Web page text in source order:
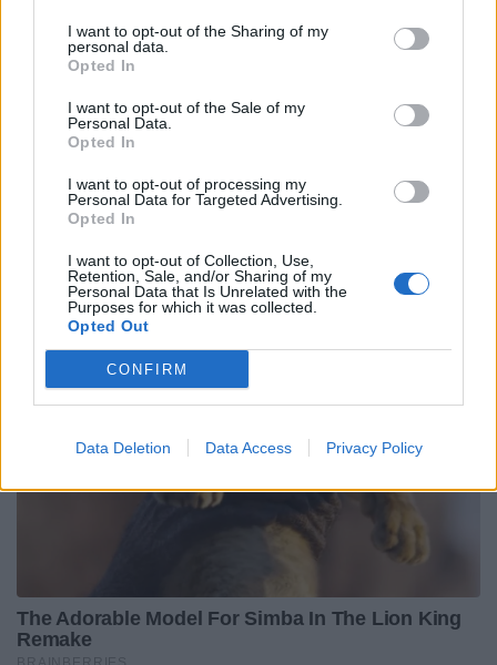
I want to opt-out of the Sharing of my
personal data.
Opted In
I want to opt-out of the Sale of my
Personal Data.
Opted In
I want to opt-out of processing my
Personal Data for Targeted Advertising.
Opted In
I want to opt-out of Collection, Use,
Retention, Sale, and/or Sharing of my
Personal Data that Is Unrelated with the
Purposes for which it was collected.
Opted Out
CONFIRM
Data Deletion Data Access Privacy Policy